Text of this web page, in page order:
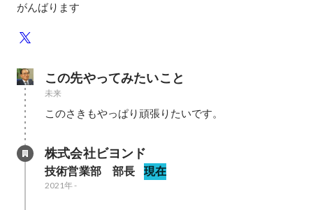
がんばります
この先やってみたいこと
未来
このさきもやっぱり頑張りたいです。
株式会社ビヨンド
技術営業部　部長 現在
2021年-